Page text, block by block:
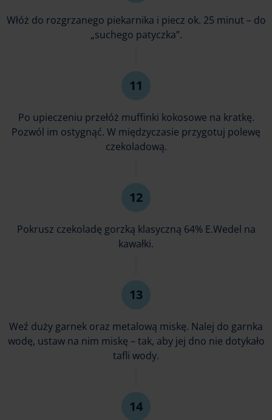
Włóż do rozgrzanego piekarnika i piecz ok. 25 minut – do
„suchego patyczka”.
Po upieczeniu przełóż muffinki kokosowe na kratkę.
Pozwól im ostygnąć. W międzyczasie przygotuj polewę
czekoladową.
Pokrusz czekoladę gorzką klasyczną 64% E.Wedel na
kawałki.
Weź duży garnek oraz metalową miskę. Nalej do garnka
wodę, ustaw na nim miskę – tak, aby jej dno nie dotykało
tafli wody.